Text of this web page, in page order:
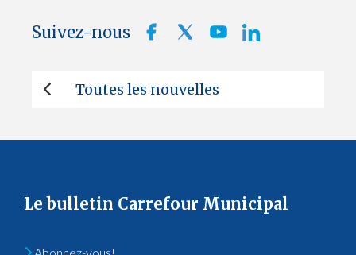
Suivez-nous
Toutes les nouvelles
Le bulletin Carrefour Municipal